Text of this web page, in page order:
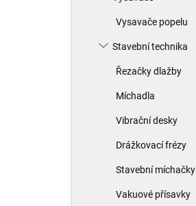
Vysavače popelu
Stavební technika
Řezačky dlažby
Míchadla
Vibrační desky
Drážkovací frézy
Stavební míchačky
Vakuové přísavky